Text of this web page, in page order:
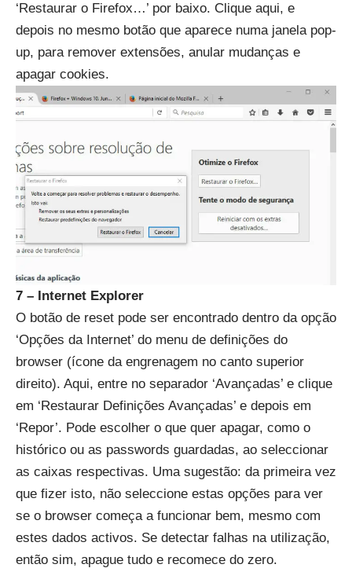
‘Restaurar o Firefox…’ por baixo. Clique aqui, e
depois no mesmo botão que aparece numa janela pop-
up, para remover extensões, anular mudanças e
apagar cookies.
7 – Internet Explorer
O botão de reset pode ser encontrado dentro da opção
‘Opções da Internet’ do menu de definições do
browser (ícone da engrenagem no canto superior
direito). Aqui, entre no separador ‘Avançadas’ e clique
em ‘Restaurar Definições Avançadas’ e depois em
‘Repor’. Pode escolher o que quer apagar, como o
histórico ou as passwords guardadas, ao seleccionar
as caixas respectivas. Uma sugestão: da primeira vez
que fizer isto, não seleccione estas opções para ver
se o browser começa a funcionar bem, mesmo com
estes dados activos. Se detectar falhas na utilização,
então sim, apague tudo e recomece do zero.